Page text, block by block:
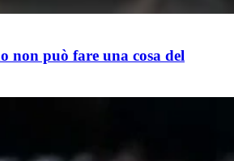
non può fare una cosa del